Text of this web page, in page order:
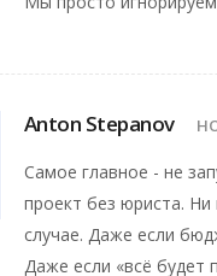
Anton Stepanov
Самое главное - не
проект без юриста. Ни
случае. Даже если
Даже если «всё будет